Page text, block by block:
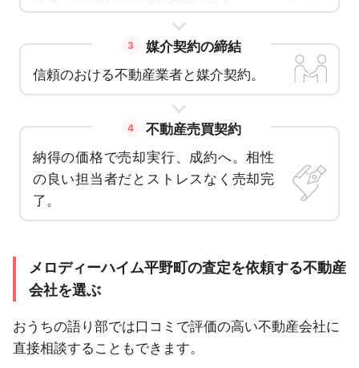
3
媒介契約の締結
信頼のおける不動産業者と媒介契約。
4
不動産売買契約
納得の価格で売却実行、成約へ。相性
の良い担当者だとストレスなく売却完
了。
メロディーハイム平野町の査定を依頼する不動産
会社を選ぶ
おうちの語り部では口コミで評価の高い不動産会社に
直接相談することもできます。